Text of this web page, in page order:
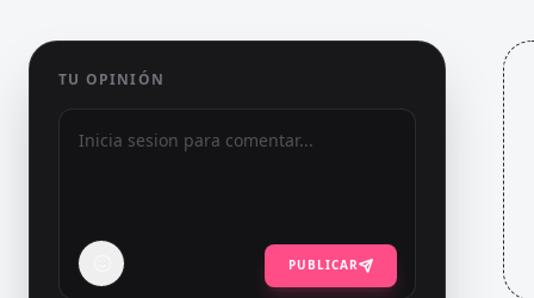
TU OPINIÓN
PUBLICAR